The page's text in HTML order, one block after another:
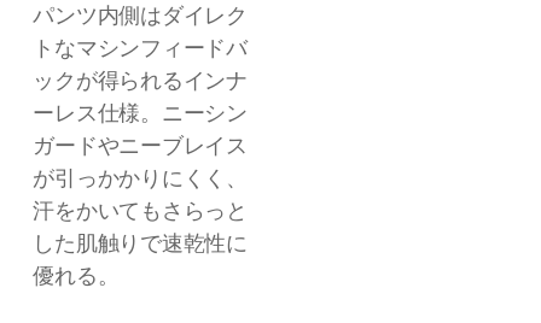
パンツ内側はダイレク
トなマシンフィードバ
ックが得られるインナ
ーレス仕様。ニーシン
ガードやニーブレイス
が引っかかりにくく、
汗をかいてもさらっと
した肌触りで速乾性に
優れる。